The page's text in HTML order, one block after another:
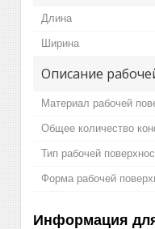
Длина
Ширина
Описание
Материал рабочей
Общее количество
Тип рабочей
Форма рабочей
Информация